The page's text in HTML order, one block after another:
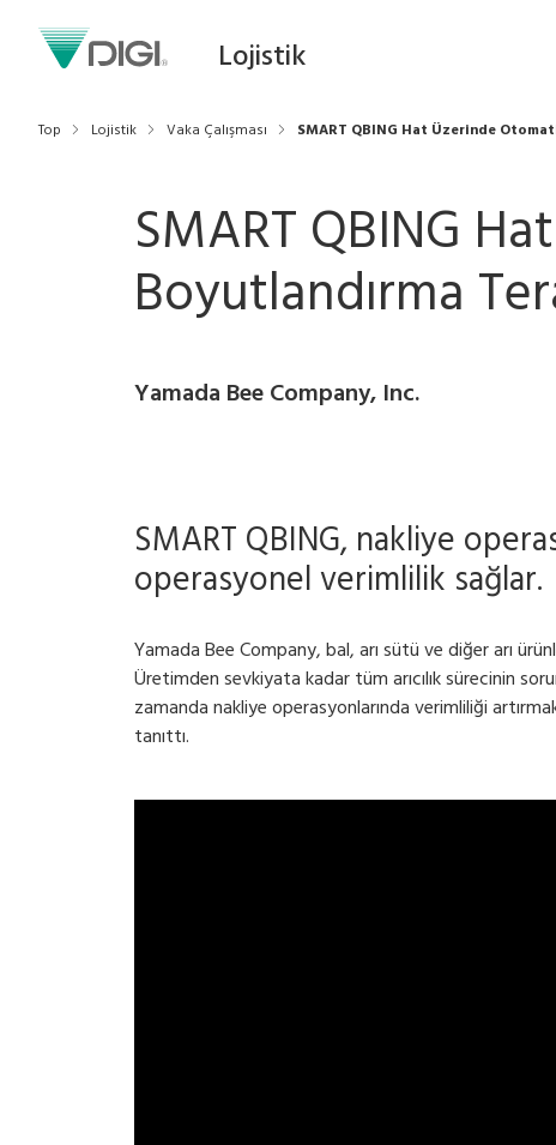
Lojistik
Top Lojistik Vaka Çalışması SMART QBING Hat Üzerinde
SMART QBING
Boyutlandırma
Yamada Bee Company, Inc.
SMART QBING, nakliye
operasyonel verimlilik sağlar.
Yamada Bee Company, bal, arı sütü ve diğer arı
Üretimden sevkiyata kadar tüm arıcılık sürecinin
zamanda nakliye operasyonlarında verimliliği
tanıttı.